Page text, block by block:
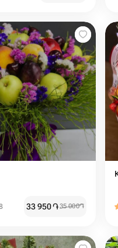
33 950֏35 000֏